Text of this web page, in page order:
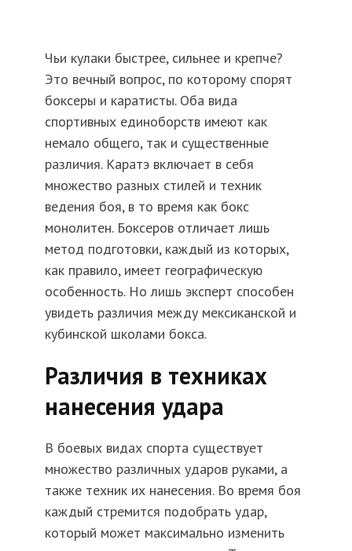
Чьи кулаки быстрее, сильнее и крепче?
Это вечный вопрос, по которому спорят
боксеры и каратисты. Оба вида
спортивных единоборств имеют как
немало общего, так и существенные
различия. Каратэ включает в себя
множество разных стилей и техник
ведения боя, в то время как бокс
монолитен. Боксеров отличает лишь
метод подготовки, каждый из которых,
как правило, имеет географическую
особенность. Но лишь эксперт способен
увидеть различия между мексиканской и
кубинской школами бокса.
Различия в техниках
нанесения удара
В боевых видах спорта существует
множество различных ударов руками, а
также техник их нанесения. Во время боя
каждый стремится подобрать удар,
который может максимально изменить